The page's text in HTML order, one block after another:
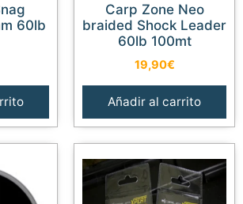
60lb
Carp Zone Neo
braided Shock Leader
60lb 100mt
19,90€
Añadir al carrito